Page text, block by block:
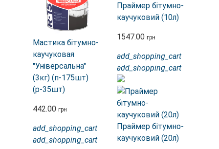
Мастика бітумно-
каучуковая
"Універсальна"
(3кг) (п-175шт)
(р-35шт)
442.00грн
add_shopping_cart
add_shopping_cart
Праймер бітумно-
каучуковий (10л)
1547.00 грн
add_shopping_cart
add_shopping_cart
Праймер бітумно-
каучуковий (20л)